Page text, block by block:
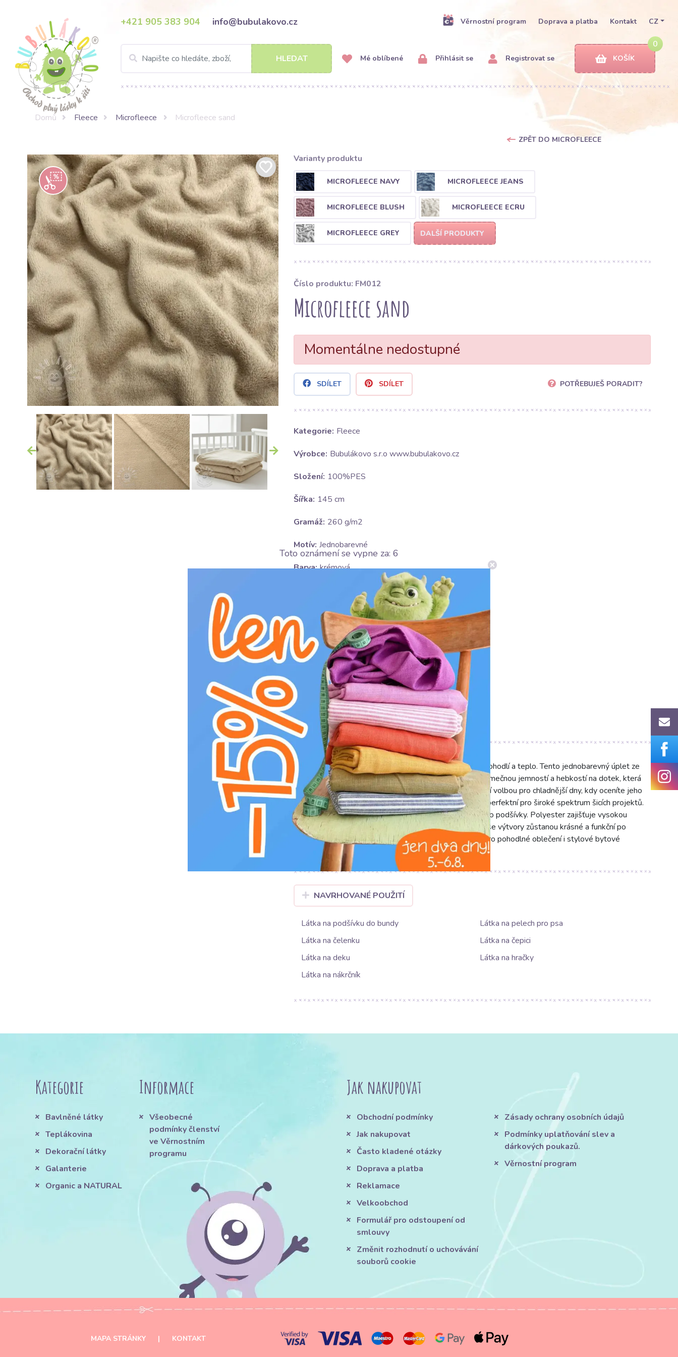
+421 905 383 904 info@bubulakovo.cz Věrnostní program Doprava a platba Kontakt CZ
HLEDAT Mé oblíbené Přihlásit se Registrovat se
0
KOŠÍK
Domů Fleece Microfleece Microfleece sand
ZPĚT DO MICROFLEECE
Varianty produktu
MICROFLEECE NAVY MICROFLEECE JEANS
MICROFLEECE BLUSH MICROFLEECE ECRU
MICROFLEECE GREY DALŠÍ PRODUKTY
Číslo produktu: FM012
Microfleece sand
Momentálne nedostupné
SDÍLET SDÍLET POTŘEBUJEŠ PORADIT?
Kategorie: Fleece
Výrobce: Bubulákovo s.r.o www.bubulakovo.cz
Složení: 100%PES
Šířka: 145 cm
Gramáž: 260 g/m2
Motív: Jednobarevné
Barva: krémová
H nebělit
D žehlit na nízkém stupni (110°C)
V v sušičce sušit na nízkém stupni (do 60°C)
L profesionální chemické čištění
g prát na 30°C
Microfleece Sand v krémové barvě je synonymem pro pohodlí a teplo. Tento jednobarevný úplet ze
100% polyesteru o gramáži 260 g/m2 se vyznačuje výjimečnou jemností a hebkostí na dotek, která
vás okamžitě zahalí do příjemného pocitu tepla. Je ideální volbou pro chladnější dny, kdy oceníte jeho
izolující vlastnosti a komfort. Díky šířce 145 cm je látka perfektní pro široké spektrum šicích projektů.
Vytvořte z ní hřejivé mikiny, útulné deky, šály, čepice nebo podšívky. Polyester zajišťuje vysokou
odolnost, stálobarevnost a nenáročnou údržbu, takže vaše výtvory zůstanou krásné a funkční po
dlouhou dobu. Microfleece Sand je spolehlivou volbou pro pohodlné oblečení i stylové bytové
doplňky.
NAVRHOVANÉ POUŽITÍ
Látka na podšívku do bundy
Látka na pelech pro psa
Látka na čelenku
Látka na čepici
Látka na deku
Látka na hračky
Látka na nákrčník
Kategorie
Bavlněné látky
Teplákovina
Dekorační látky
Galanterie
Organic a NATURAL
Informace
Všeobecné
podmínky členství
ve Věrnostním
programu
Jak nakupovat
Obchodní podmínky
Jak nakupovat
Často kladené otázky
Doprava a platba
Reklamace
Velkoobchod
Formulář pro odstoupení od
smlouvy
Změnit rozhodnutí o uchovávání
souborů cookie
Zásady ochrany osobních údajů
Podmínky uplatňování slev a
dárkových poukazů.
Věrnostní program
MAPA STRÁNKY | KONTAKT
Toto oznámení se vypne za: 5